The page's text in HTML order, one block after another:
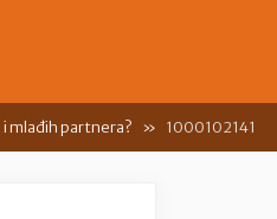
mlađih partnera? 1000102141